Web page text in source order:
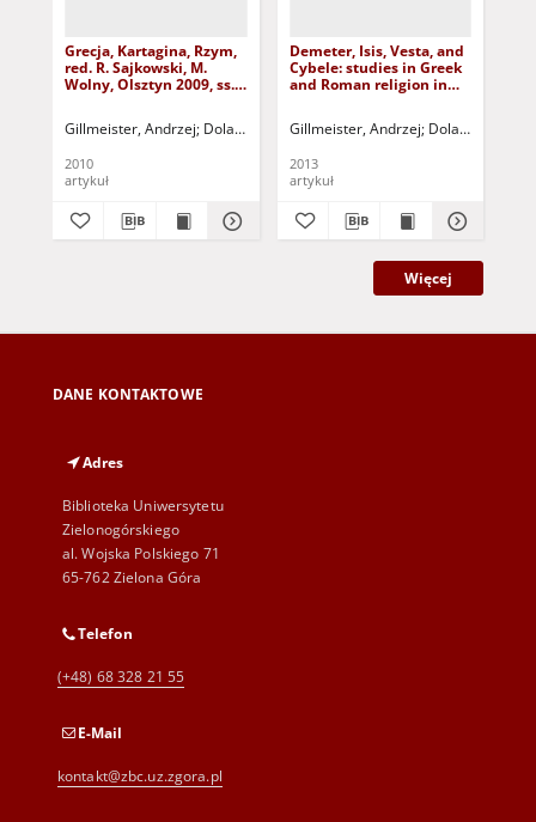
Grecja, Kartagina, Rzym,
red. R. Sajkowski, M.
Wolny, Olsztyn 2009, ss.
Gillmeister, Andrzej Dolański, Dariusz - red. Nitschke, Bernadetta -
2010
artykuł
Demeter, Isis, Vesta, and
Cybele: studies in Greek
and Roman religion in
Mastrocinque, C. Giuffré
Potsdamer
Altertumswissenschaftliche
Stuttgart 2012, ss. 248 -
recenzja
Gillmeister, Andrzej Dolański,
2013
artykuł
Więcej
DANE KONTAKTOWE
Adres
Biblioteka Uniwersytetu
Zielonogórskiego
al. Wojska Polskiego 71
65-762 Zielona Góra
Telefon
(+48) 68 328 21 55
E-Mail
kontakt@zbc.uz.zgora.pl